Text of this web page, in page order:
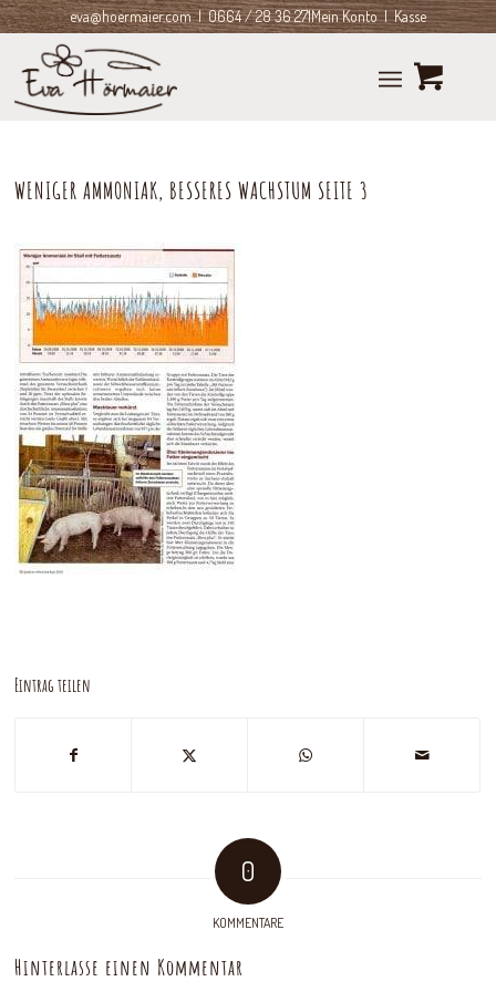
eva@hoermaier.com| 0664 / 28 36 271Mein Konto|Kasse
WENIGER AMMONIAK, BESSERES WACHSTUM SEITE 3
Eintrag teilen
0
KOMMENTARE
Hinterlasse einen Kommentar